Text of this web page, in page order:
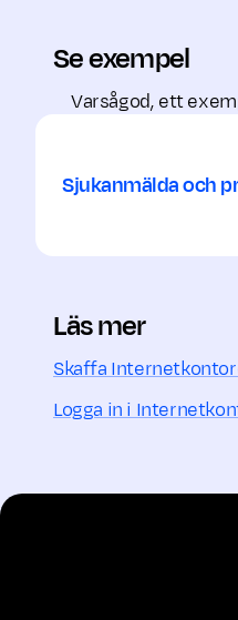
Se exempel
Varsågod, ett
Sjukanmälda och
Läs mer
Skaffa
Logga in i